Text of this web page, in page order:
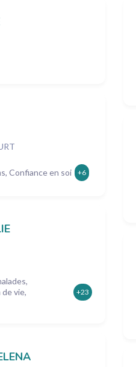
Confiance en soi
+6
vie,
+23